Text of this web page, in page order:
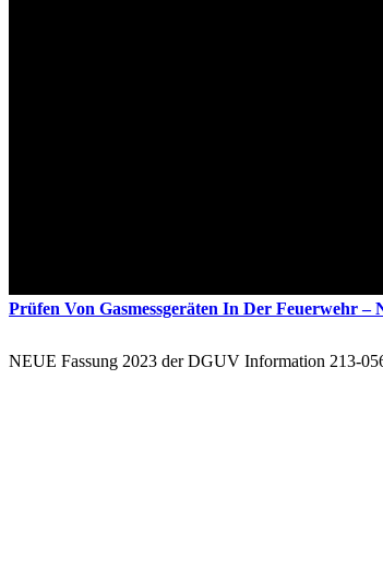
Prüfen Von Gasmessgeräten In Der Feuerwehr –
NEUE Fassung 2023 der DGUV Information 213-